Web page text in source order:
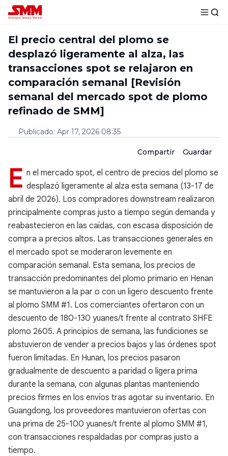
El precio central del plomo se
desplazó ligeramente al alza, las
transacciones spot se relajaron en
comparación semanal [Revisión
semanal del mercado spot de plomo
refinado de SMM]
Publicado: Apr 17, 2026 08:35
Compartir Guardar
E n el mercado spot, el centro de precios del plomo se
desplazó ligeramente al alza esta semana (13-17 de
abril de 2026). Los compradores downstream realizaron
principalmente compras justo a tiempo según demanda y
reabastecieron en las caídas, con escasa disposición de
compra a precios altos. Las transacciones generales en
el mercado spot se moderaron levemente en
comparación semanal. Esta semana, los precios de
transacción predominantes del plomo primario en Henan
se mantuvieron a la par o con un ligero descuento frente
al plomo SMM #1. Los comerciantes ofertaron con un
descuento de 180-130 yuanes/t frente al contrato SHFE
plomo 2605. A principios de semana, las fundiciones se
abstuvieron de vender a precios bajos y las órdenes spot
fueron limitadas. En Hunan, los precios pasaron
gradualmente de descuento a paridad o ligera prima
durante la semana, con algunas plantas manteniendo
precios firmes en los envíos tras agotar su inventario. En
Guangdong, los proveedores mantuvieron ofertas con
una prima de 25-100 yuanes/t frente al plomo SMM #1,
con transacciones respaldadas por compras justo a
tiempo.